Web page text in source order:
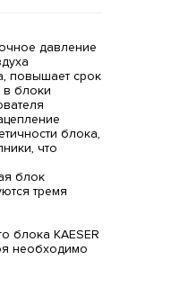
давление
повышает срок
в блоки
блока,
что
блок
тремя
блока KAESER
необходимо